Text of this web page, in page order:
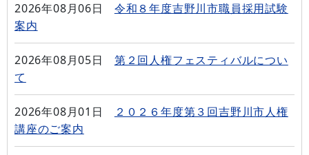
2026年08月06日
令和８年度吉野川市職員採用試験
案内
2026年08月05日
第２回人権フェスティバルについ
て
2026年08月01日
２０２６年度第３回吉野川市人権
講座のご案内